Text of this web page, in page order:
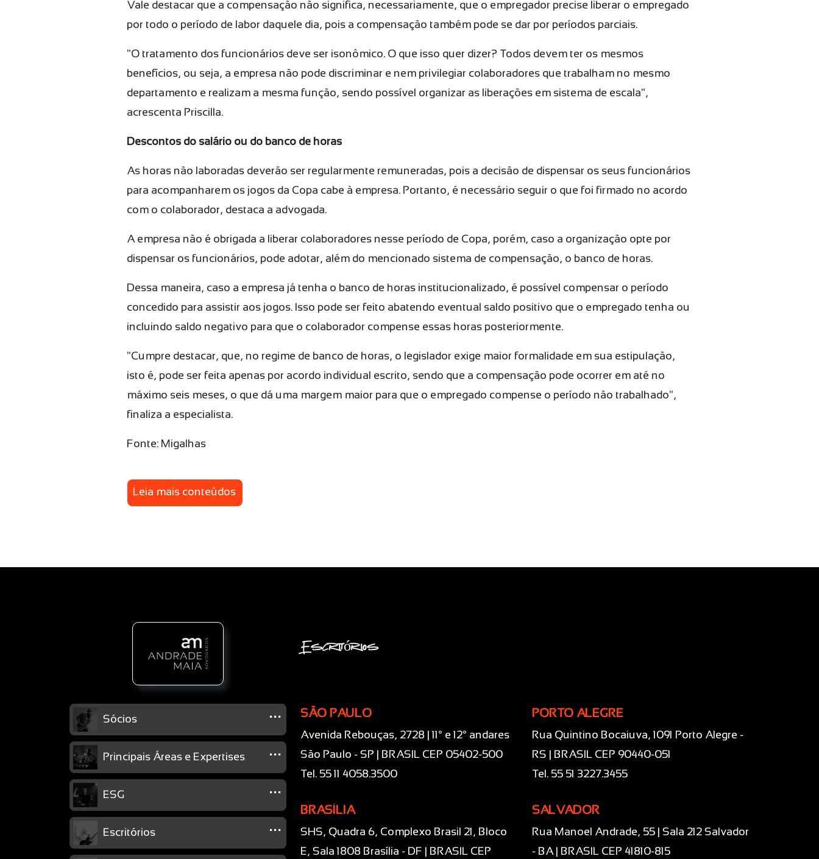
Vale destacar que a compensação não significa, necessariamente, que o empregador precise liberar o empregado
por todo o período de labor daquele dia, pois a compensação também pode se dar por períodos parciais.
"O tratamento dos funcionários deve ser isonômico. O que isso quer dizer? Todos devem ter os mesmos
benefícios, ou seja, a empresa não pode discriminar e nem privilegiar colaboradores que trabalham no mesmo
departamento e realizam a mesma função, sendo possível organizar as liberações em sistema de escala",
acrescenta Priscilla.
Descontos do salário ou do banco de horas
As horas não laboradas deverão ser regularmente remuneradas, pois a decisão de dispensar os seus funcionários
para acompanharem os jogos da Copa cabe à empresa. Portanto, é necessário seguir o que foi firmado no acordo
com o colaborador, destaca a advogada.
A empresa não é obrigada a liberar colaboradores nesse período de Copa, porém, caso a organização opte por
dispensar os funcionários, pode adotar, além do mencionado sistema de compensação, o banco de horas.
Dessa maneira, caso a empresa já tenha o banco de horas institucionalizado, é possível compensar o período
concedido para assistir aos jogos. Isso pode ser feito abatendo eventual saldo positivo que o empregado tenha ou
incluindo saldo negativo para que o colaborador compense essas horas posteriormente.
"Cumpre destacar, que, no regime de banco de horas, o legislador exige maior formalidade em sua estipulação,
isto é, pode ser feita apenas por acordo individual escrito, sendo que a compensação pode ocorrer em até no
máximo seis meses, o que dá uma margem maior para que o empregado compense o período não trabalhado",
finaliza a especialista.
Fonte: Migalhas
Leia mais conteúdos
Sócios ...
Principais Áreas e Expertises ...
ESG ...
Escritórios
...
Escritórios
SÃO PAULO
Avenida Rebouças, 2728 | 11° e 12° andares
São Paulo - SP | BRASIL CEP 05402-500
Tel. 55 11 4058.3500
PORTO ALEGRE
Rua Quintino Bocaiuva, 1091 Porto Alegre -
RS | BRASIL CEP 90440-051
Tel. 55 51 3227.3455
BRASÍLIA
SHS, Quadra 6, Complexo Brasil 21, Bloco
E, Sala 1808 Brasília - DF | BRASIL CEP
SALVADOR
Rua Manoel Andrade, 55 | Sala 212 Salvador
- BA | BRASIL CEP 41810-815